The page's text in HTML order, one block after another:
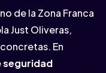
de la Zona Franca
Just Oliveras,
En
seguridad